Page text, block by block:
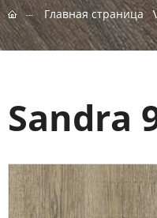
Главная страница
Sandra